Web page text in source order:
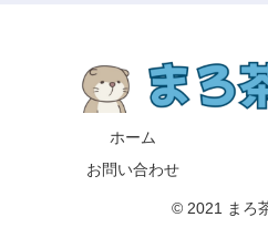
ホーム
お問い合わせ
© 2021 まろ